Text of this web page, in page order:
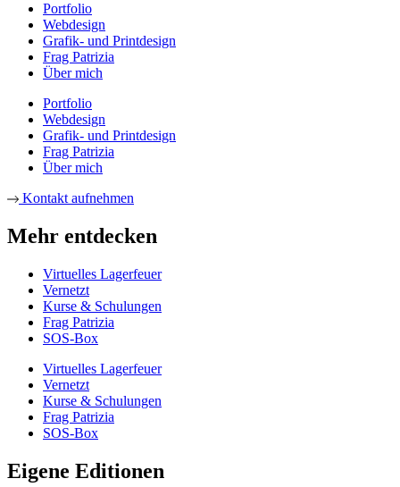
Portfolio
Webdesign
Grafik- und Printdesign
Frag Patrizia
Über mich
Portfolio
Webdesign
Grafik- und Printdesign
Frag Patrizia
Über mich
Kontakt aufnehmen
Mehr entdecken
Virtuelles Lagerfeuer
Vernetzt
Kurse & Schulungen
Frag Patrizia
SOS-Box
Virtuelles Lagerfeuer
Vernetzt
Kurse & Schulungen
Frag Patrizia
SOS-Box
Eigene Editionen